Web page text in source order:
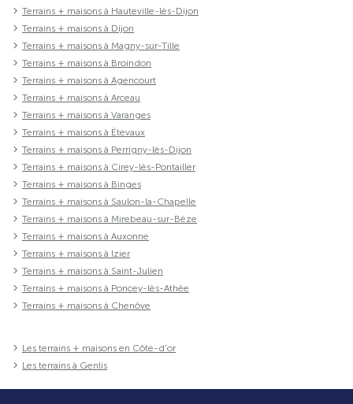
Terrains + maisons à Hauteville-lès-Dijon
Terrains + maisons à Dijon
Terrains + maisons à Magny-sur-Tille
Terrains + maisons à Broindon
Terrains + maisons à Agencourt
Terrains + maisons à Arceau
Terrains + maisons à Varanges
Terrains + maisons à Étevaux
Terrains + maisons à Perrigny-lès-Dijon
Terrains + maisons à Cirey-lès-Pontailler
Terrains + maisons à Binges
Terrains + maisons à Saulon-la-Chapelle
Terrains + maisons à Mirebeau-sur-Bèze
Terrains + maisons à Auxonne
Terrains + maisons à Izier
Terrains + maisons à Saint-Julien
Terrains + maisons à Poncey-lès-Athée
Terrains + maisons à Chenôve
Les terrains + maisons en Côte-d'or
Les terrains à Genlis